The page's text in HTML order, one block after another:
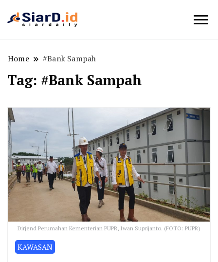
Home #Bank Sampah
Tag: #Bank Sampah
Dirjend Perumahan Kementerian PUPR, Iwan Suprijanto. (FOTO: PUPR)
KAWASAN